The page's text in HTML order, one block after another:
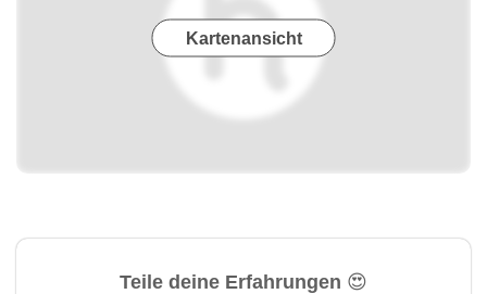
Kartenansicht
Teile deine Erfahrungen 😍